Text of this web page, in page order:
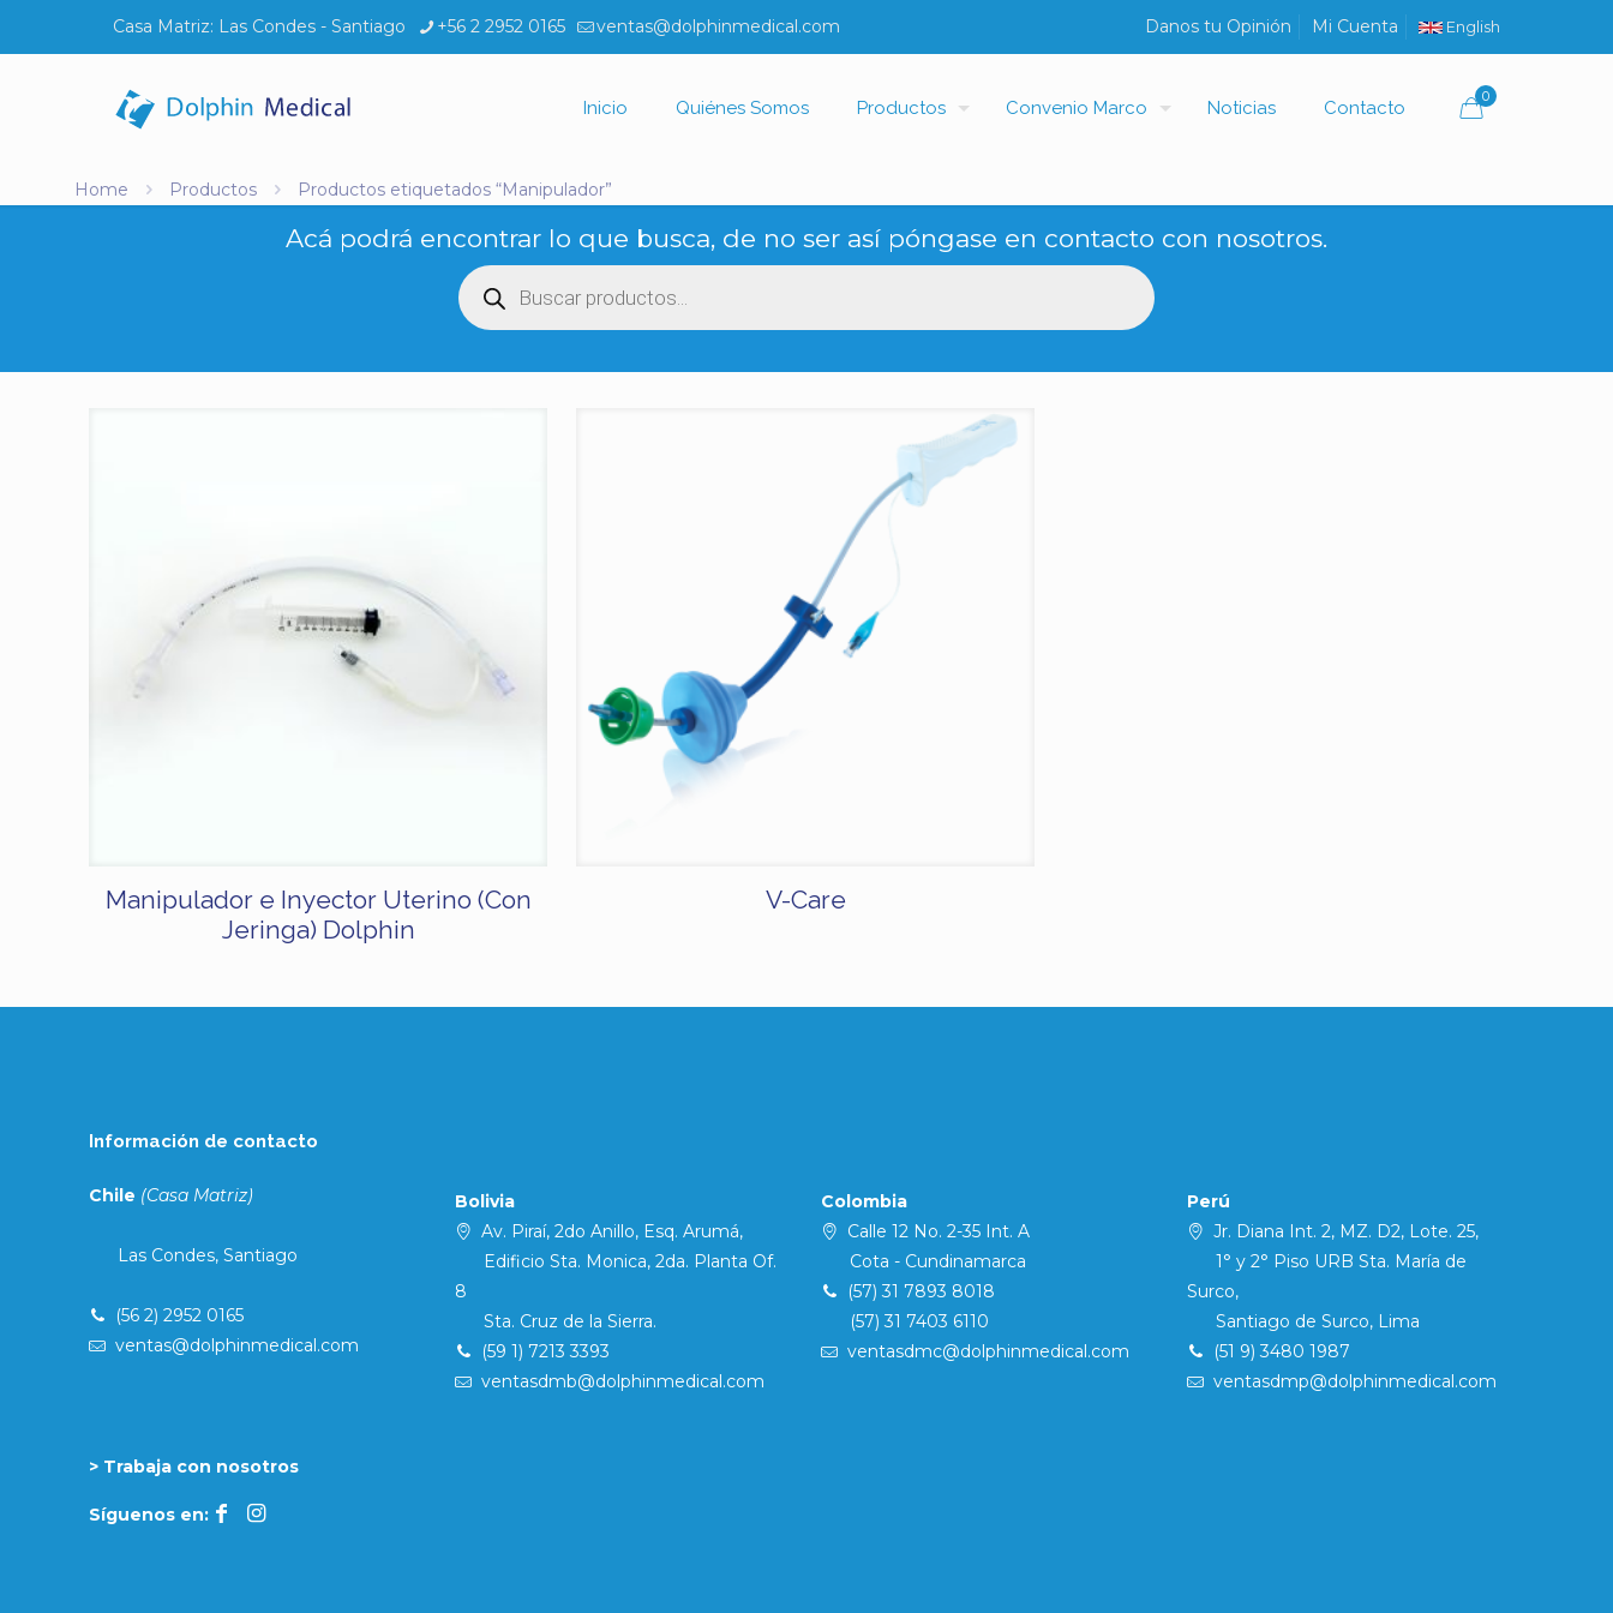
Casa Matriz: Las Condes - Santiago +56 2 2952 0165 ventas@dolphinmedical.com Danos tu Opinión Mi Cuenta English
Inicio Quiénes Somos Productos Convenio Marco Noticias Contacto
0
Home Productos Productos etiquetados “Manipulador”
Acá podrá encontrar lo que busca, de no ser así póngase en contacto con nosotros.
Búsqueda
de
productos
Manipulador e Inyector Uterino (Con
Jeringa) Dolphin
V-Care
Información de contacto
Chile (Casa Matriz)
Las Condes, Santiago
(56 2) 2952 0165
ventas@dolphinmedical.com
> Trabaja con nosotros
Síguenos en:
Bolivia
Av. Piraí, 2do Anillo, Esq. Arumá,
Edificio Sta. Monica, 2da. Planta Of.
8
Sta. Cruz de la Sierra.
(59 1) 7213 3393
ventasdmb@dolphinmedical.com
Colombia
Calle 12 No. 2-35 Int. A
Cota - Cundinamarca
(57) 31 7893 8018
(57) 31 7403 6110
ventasdmc@dolphinmedical.com
Perú
Jr. Diana Int. 2, MZ. D2, Lote. 25,
1° y 2° Piso URB Sta. María de
Surco,
Santiago de Surco, Lima
(51 9) 3480 1987
ventasdmp@dolphinmedical.com